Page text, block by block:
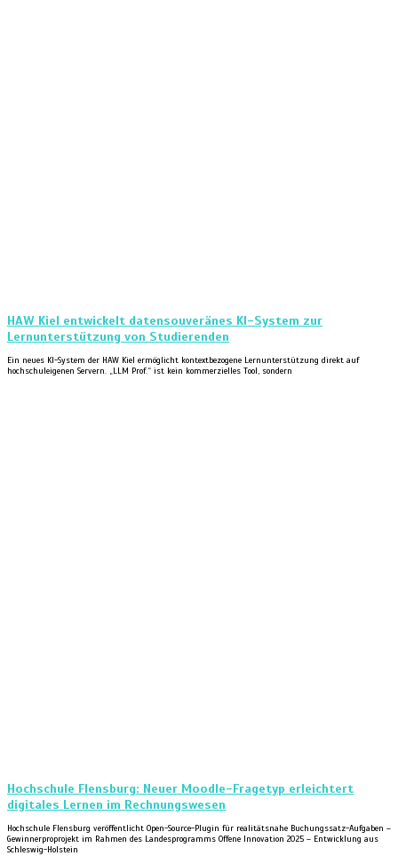
HAW Kiel entwickelt datensouveränes KI-System zur
Lernunterstützung von Studierenden
Ein neues KI-System der HAW Kiel ermöglicht kontextbezogene Lernunterstützung direkt auf
hochschuleigenen Servern. „LLM Prof.“ ist kein kommerzielles Tool, sondern
Hochschule Flensburg: Neuer Moodle-Fragetyp erleichtert
digitales Lernen im Rechnungswesen
Hochschule Flensburg veröffentlicht Open-Source-Plugin für realitätsnahe Buchungssatz-Aufgaben –
Gewinnerproprojekt im Rahmen des Landesprogramms Offene Innovation 2025 – Entwicklung aus
Schleswig-Holstein